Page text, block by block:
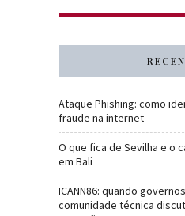
Ataque Phishing: como
fraude na internet
O que fica de Sevilha e o
em Bali
ICANN86: quando
comunidade técnica